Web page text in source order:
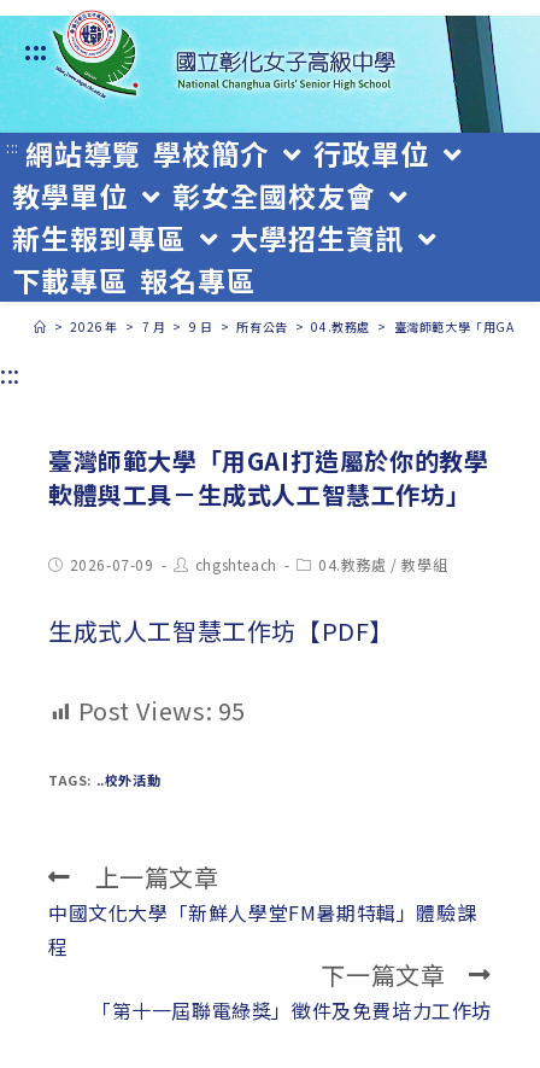
跳
轉
至
主
要
內
容
:::
::: 網站導覽 學校簡介
行政單位
教學單位
彰女全國校友會
新生報到專區
大學招生資訊
下載專區 報名專區
> 2026 年 > 7 月 > 9 日 > 所有公告 > 04.教務處 > 臺灣師範大學「用GAI打
:::
臺灣師範大學「用GAI打造屬於你的教學
軟體與工具－生成式人工智慧工作坊」
Post2026-07-09
Post
author:
chgshteach
Post04.教務處 / 教學組
生成式人工智慧工作坊【PDF】
Post Views: 95
TAGS: ..校外活動
Read
more
articles
上一篇文章
中國文化大學「新鮮人學堂FM暑期特輯」體驗課
程
下一篇文章
「第十一屆聯電綠獎」徵件及免費培力工作坊